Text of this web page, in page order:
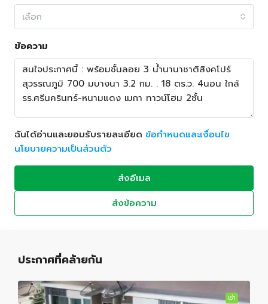
เลือก
ข้อความ
ฉันได้อ่านและยอมรับรายละเอียด ข้อกำหนดและเงื่อนไข
นโยบายความเป็นส่วนตัว
ส่งอีเมล
ส่งข้อความ
ประกาศที่คล้ายกัน
เช่า